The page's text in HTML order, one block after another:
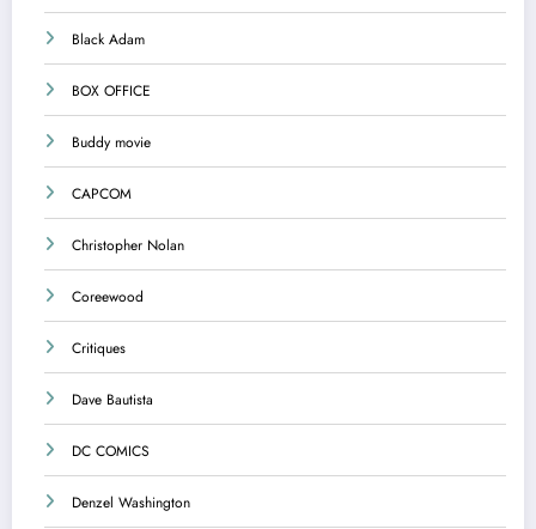
Black Adam
BOX OFFICE
Buddy movie
CAPCOM
Christopher Nolan
Coreewood
Critiques
Dave Bautista
DC COMICS
Denzel Washington